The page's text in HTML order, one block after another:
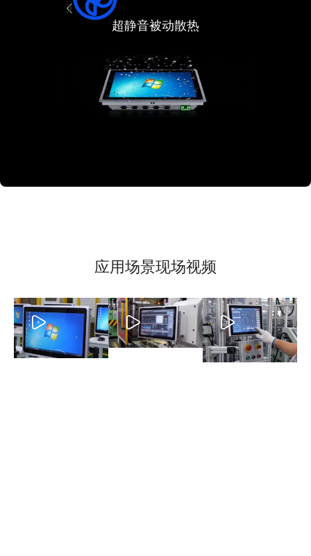
超静音被动散热
应用场景现场视频